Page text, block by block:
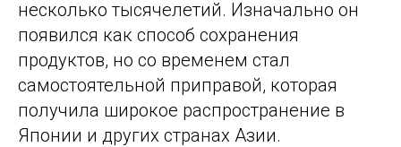
несколько тысячелетий. Изначально он
появился как способ сохранения
продуктов, но со временем стал
самостоятельной приправой, которая
получила широкое распространение в
Японии и других странах Азии.